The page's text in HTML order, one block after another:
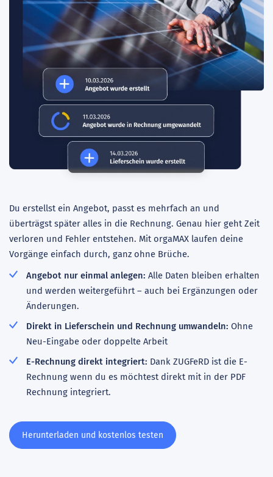
Du erstellst ein Angebot, passt es mehrfach an und
überträgst später alles in die Rechnung. Genau hier geht Zeit
verloren und Fehler entstehen. Mit orgaMAX laufen deine
Vorgänge einfach durch, ganz ohne Brüche.
Angebot nur einmal anlegen: Alle Daten bleiben erhalten
und werden weitergeführt – auch bei Ergänzungen oder
Änderungen.
Direkt in Lieferschein und Rechnung umwandeln: Ohne
Neu-Eingabe oder doppelte Arbeit
E-Rechnung direkt integriert: Dank ZUGFeRD ist die E-
Rechnung wenn du es möchtest direkt mit in der PDF
Rechnung integriert.
Herunterladen und kostenlos testen